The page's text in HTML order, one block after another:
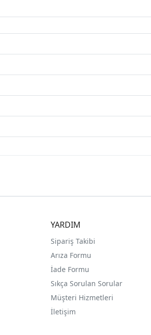
YARDIM
Sipariş Takibi
Arıza Formu
İade Formu
Sıkça Sorulan Sorular
Müşteri Hizmetleri
İletişim